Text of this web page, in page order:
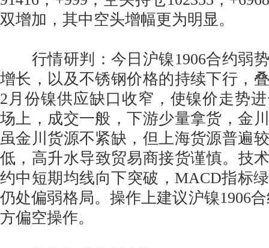
双增加，其中空头增幅更为明显。
行情研判：今日沪镍1906合约弱
增长，以及不锈钢价格的持续下行，
2月份镍供应缺口收窄，使镍价走势
场上，成交一般，下游少量拿货，金
虽金川货源不紧缺，但上海货源普遍
低，高升水导致贸易商接货谨慎。技
约中短期均线向下突破，MACD指标
仍处偏弱格局。操作上建议沪镍1906
方偏空操作。